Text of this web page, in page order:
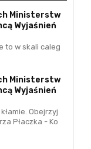
Ministerstw
Wyjaśnień
to w skali caleg
Ministerstw
Wyjaśnień
Obejrzyj
Płaczka - Ko